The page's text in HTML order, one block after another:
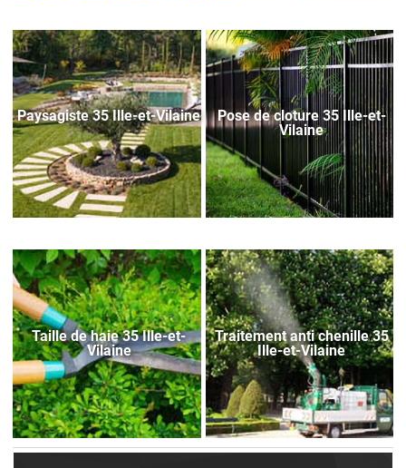
Paysagiste 35 Ille-et-Vilaine
Pose de cloture 35 Ille-et-
Vilaine
Taille de haie 35 Ille-et-
Vilaine
Traitement anti chenille 35
Ille-et-Vilaine